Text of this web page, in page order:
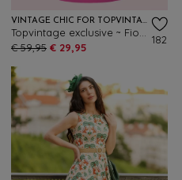
VINTAGE CHIC FOR TOPVINTAGE
€ 59,95 € 29,95
182